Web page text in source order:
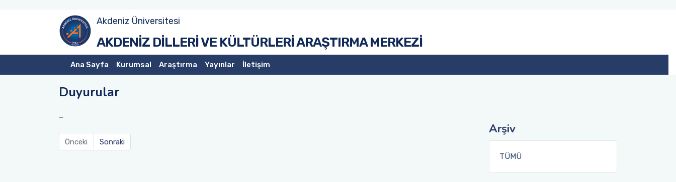
Akdeniz Üniversitesi
AKDENİZ DİLLERİ VE KÜLTÜRLERİ ARAŞTIRMA MERKEZİ
Ana Sayfa Kurumsal Araştırma Yayınlar İletişim
Duyurular
Önceki Sonraki
Arşiv
TÜMÜ